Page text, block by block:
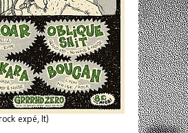
expé, It)